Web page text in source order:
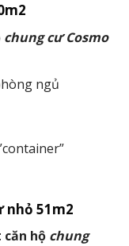
chung cư Cosmo
ngủ
nhỏ 51m2
hộ chung